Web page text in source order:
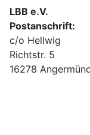
LBB e.V.
Postanschrift:
c/o Hellwig
Richtstr. 5
16278